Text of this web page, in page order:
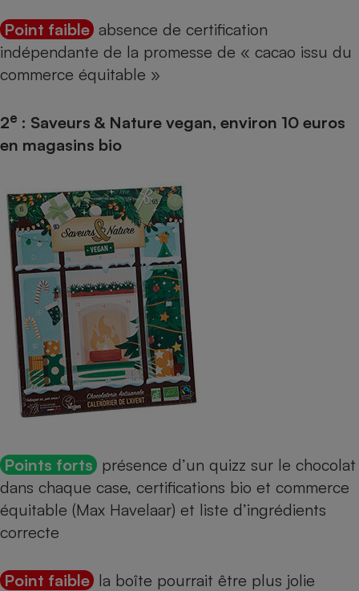
Point faible absence de certification
indépendante de la promesse de « cacao issu du
commerce équitable »
2e : Saveurs & Nature vegan, environ 10 euros
en magasins bio
Points forts présence d’un quizz sur le chocolat
dans chaque case, certifications bio et commerce
équitable (Max Havelaar) et liste d’ingrédients
correcte
Point faible la boîte pourrait être plus jolie